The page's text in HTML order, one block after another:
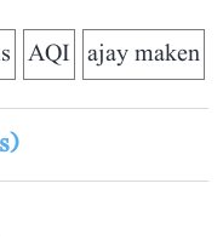
ajay maken
AQI